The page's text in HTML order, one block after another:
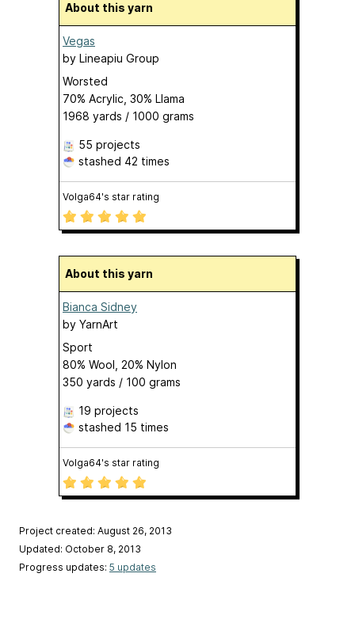
About this yarn
Vegas
by Lineapiu Group
Worsted
70% Acrylic, 30% Llama
1968 yards / 1000 grams
55 projects
stashed 42 times
Volga64's star rating
About this yarn
Bianca Sidney
by YarnArt
Sport
80% Wool, 20% Nylon
350 yards / 100 grams
19 projects
stashed 15 times
Volga64's star rating
Project created: August 26, 2013
Updated: October 8, 2013
Progress updates: 5 updates